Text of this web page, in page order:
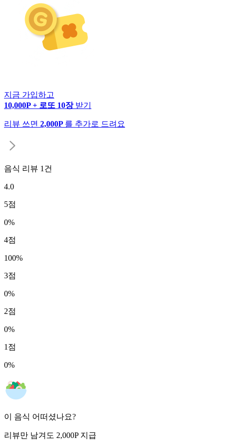
지금 가입하고
10,000P + 로또 10장 받기
리뷰 쓰면 2,000P 를 추가로 드려요
음식 리뷰 1 건
4.0
5점
0%
4점
100%
3점
0%
2점
0%
1 점
0%
이 음식 어떠셨나요?
리뷰만 남겨도 2,000P 지급